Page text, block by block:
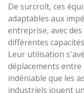
De surcroît, ces
adaptables aux
entreprise, avec
différentes
Leur utilisation
déplacements entre
indéniable que les
industriels jouent